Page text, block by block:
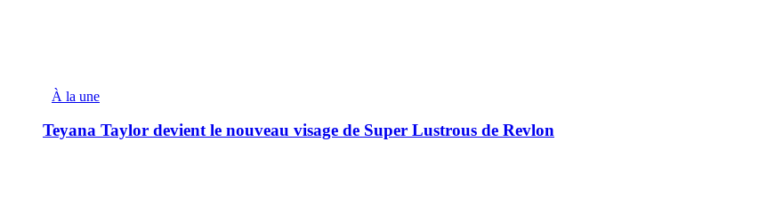
À la une
Teyana Taylor devient le nouveau visage de Super Lustrous de Revlon